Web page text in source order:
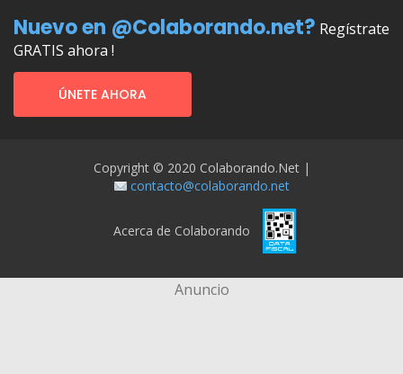
Nuevo en @Colaborando.net? Regístrate
GRATIS ahora !
ÚNETE AHORA
Copyright © 2020 Colaborando.net |
contacto@colaborando.net
Acerca de Colaborando
Anuncio